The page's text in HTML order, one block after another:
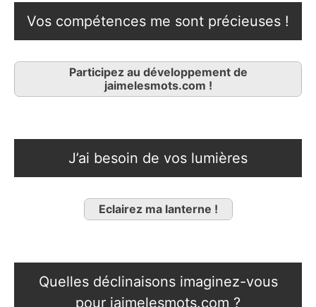
Vos compétences me sont précieuses !
Participez au développement de
jaimelesmots.com !
J’ai besoin de vos lumières
Eclairez ma lanterne !
Quelles déclinaisons imaginez-vous
pour jaimelesmots.com ?